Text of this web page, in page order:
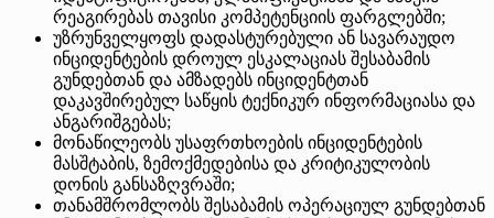
რეაგირებას თავისი კომპეტენციის ფარგლებში;
უზრუნველყოფს დადასტურებული ან სავარაუდო
ინციდენტების დროულ ესკალაციას შესაბამის
გუნდებთან და ამზადებს ინციდენტთან
დაკავშირებულ საწყის ტექნიკურ ინფორმაციასა და
ანგარიშგებას;
მონაწილეობს უსაფრთხოების ინციდენტების
მასშტაბის, ზემოქმედებისა და კრიტიკულობის
დონის განსაზღვრაში;
თანამშრომლობს შესაბამის ოპერაციულ გუნდებთან